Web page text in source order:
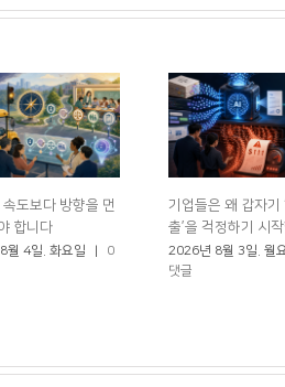
도보다 방향을 먼
합니다
월 4일. 화요일
0
기업들은 왜 갑자기
출’을 걱정하기 시
2026년 8월 3일. 월
댓글